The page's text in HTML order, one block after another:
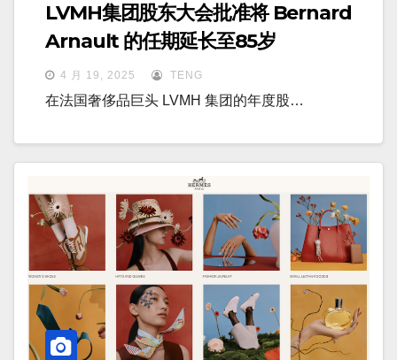
LVMH集团股东大会批准将 Bernard
Arnault 的任期延长至85岁
4 月 19, 2025 TENG
在法国奢侈品巨头 LVMH 集团的年度股…